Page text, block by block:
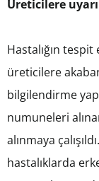
Üreticilere uyarı
Hastalığın
üreticilere
bilgilendirme
numuneleri
alınmaya
hastalıklarda